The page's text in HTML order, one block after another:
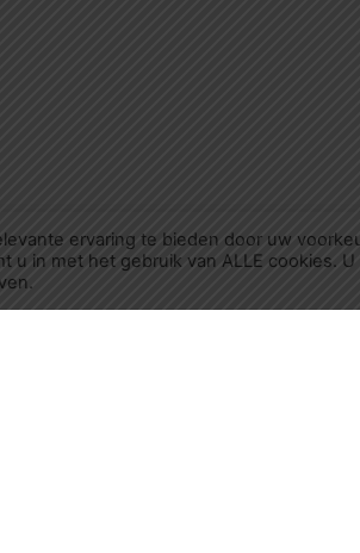
ervaring te bieden door uw
in met het gebruik van ALLE cookies.